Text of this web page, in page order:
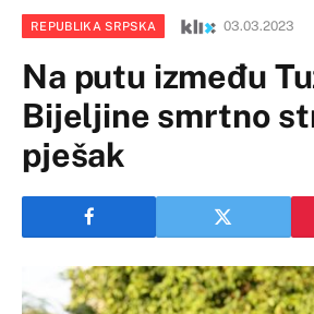
REPUBLIKA SRPSKA 03.03.2023
Na putu između
Bijeljine smrtno
pješak